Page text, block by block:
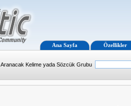
Ana Sayfa Özellikler
Aranacak Kelime yada Sözcük Grubu